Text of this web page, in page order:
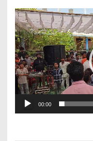
V
i
d
e
o
P
00:00